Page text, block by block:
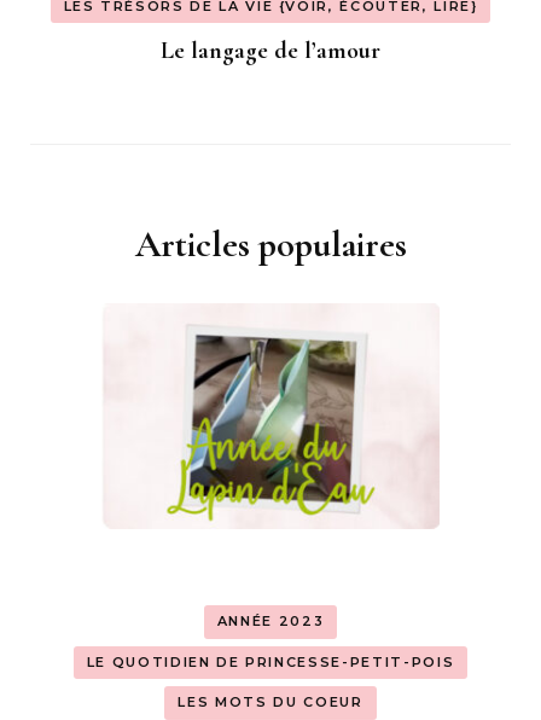
LES TRÉSORS DE LA VIE {VOIR, ÉCOUTER, LIRE}
Le langage de l’amour
Articles populaires
ANNÉE 2023
LE QUOTIDIEN DE PRINCESSE-PETIT-POIS
LES MOTS DU COEUR